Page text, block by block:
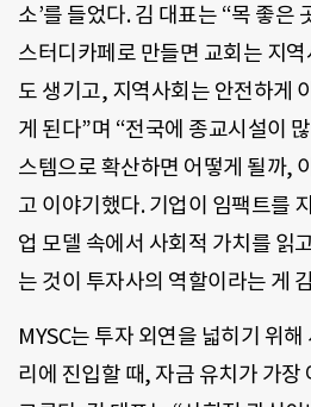
소’를 들었다. 김 대표는 “목 좋은
스터디카페로 만들면 교회는 지
도 생기고, 지역사회는 안전하게
게 된다”며 “전국에 종교시설이
스템으로 확산하면 어떻게 될까,
고 이야기했다. 기업이 임팩트를
업 모델 속에서 사회적 가치를 읽
는 것이 투자사의 역할이라는 게
MYSC는 투자 외연을 넓히기 위
리에 진입할 때, 자금 유치가 가장